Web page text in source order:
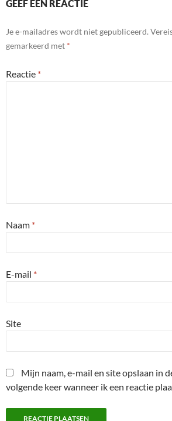
GEEF EEN REACTIE
Je e-mailadres wordt niet gepubliceerd.
gemarkeerd met *
Reactie *
Naam *
E-mail *
Site
Mijn naam, e-mail en site opslaan in
volgende keer wanneer ik een reactie